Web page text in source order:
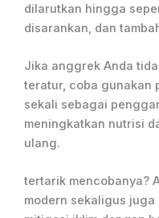
dilarutkan hingga
disarankan, dan
Jika anggrek Anda
teratur, coba gunakan
sekali sebagai
meningkatkan nutrisi
ulang.
tertarik mencobanya?
modern sekaligus